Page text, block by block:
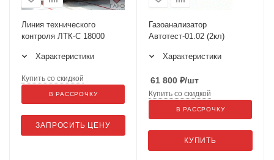
Линия технического
контроля ЛТК-С 18000
Характеристики
ЗАПРОСИТЬ ЦЕНУ
Купить со скидкой
В РАССРОЧКУ
Газоанализатор
Автотест-01.02 (2кл)
Характеристики
61 800 ₽/шт
КУПИТЬ
Купить со скидкой
В РАССРОЧКУ